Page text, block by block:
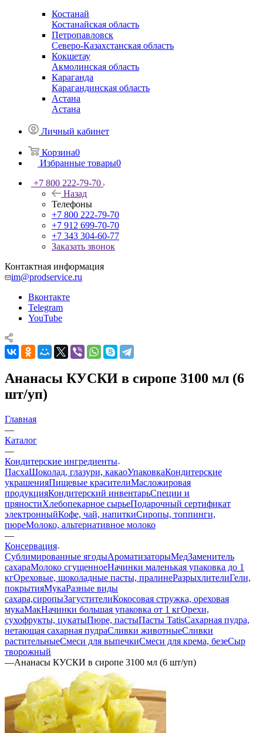
Костанай
Костанайская область
Петропавловск
Северо-Казахстанская область
Кокшетау
Акмолинская область
Караганда
Карагандинская область
Астана
Астана
Личный кабинет
Корзина0
Избранные товары0
+7 800 222-79-70
Назад
Телефоны
+7 800 222-79-70
+7 912 699-70-70
+7 343 304-60-77
Заказать звонок
Контактная информация
im@prodservice.ru
Вконтакте
Telegram
YouTube
Ананасы КУСКИ в сиропе 3100 мл (6
шт/уп)
Главная
—
Каталог
—
Кондитерские ингредиенты
ПасхаШоколад, глазури, какаоУпаковкаКондитерские
украшенияПищевые красителиМасложировая
продукцияКондитерский инвентарьСпеции и
пряностиХлебопекарное сырьеПодарочный сертификат
электронныйКофе, чай, напиткиСиропы, топпинги,
пюреМолоко, альтернативное молоко
—
Консервация
Сублимированные ягодыАроматизаторыМедЗаменитель
сахараМолоко сгущенноеНачинки маленькая упаковка до 1
кгОреховые, шоколадные пасты, пралинеРазрыхлителиГели,
покрытияМукаРазные виды
сахара,сиропыЗагустителиКокосовая стружка, ореховая
мукаМакНачинки большая упаковка от 1 кгОрехи,
сухофрукты, цукатыПюре, пастыПасты TatisСахарная пудра,
нетающая сахарная пудраСливки животныеСливки
растительныеСмеси для выпечкиСмеси для крема, безеСыр
творожный
—Ананасы КУСКИ в сиропе 3100 мл (6 шт/уп)